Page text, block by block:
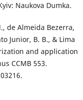
Naukova Dumka.
de Almeida Bezerra,
Junior, B. B., & Lima
and application
CCMB 553.